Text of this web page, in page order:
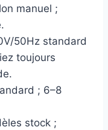
manuel ;
50Hz standard
toujours
; 6–8
stock ;